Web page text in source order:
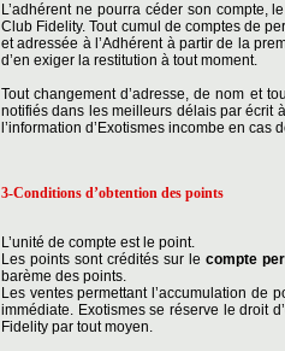
L’adhérent ne pourra céder son compte,
Club Fidelity. Tout cumul de comptes de
et adressée à l’Adhérent à partir de la
d’en exiger la restitution à tout moment.
Tout changement d’adresse, de nom et
notifiés dans les meilleurs délais par écrit
l’information d’Exotismes incombe en cas
3-Conditions d’obtention des points
L’unité de compte est le point.
Les points sont crédités sur le compte
barème des points.
Les ventes permettant l’accumulation de
immédiate. Exotismes se réserve le droit
Fidelity par tout moyen.